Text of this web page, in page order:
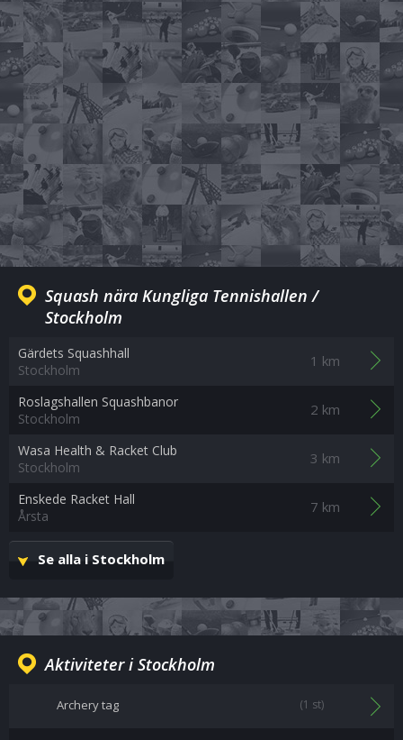
Squash nära Kungliga Tennishallen /
Stockholm
Gärdets Squashhall
Stockholm
1 km
Roslagshallen Squashbanor
Stockholm
2 km
Wasa Health & Racket Club
Stockholm
3 km
Enskede Racket Hall
Årsta
7 km
Se alla i Stockholm
Aktiviteter i Stockholm
Archery tag (1 st)